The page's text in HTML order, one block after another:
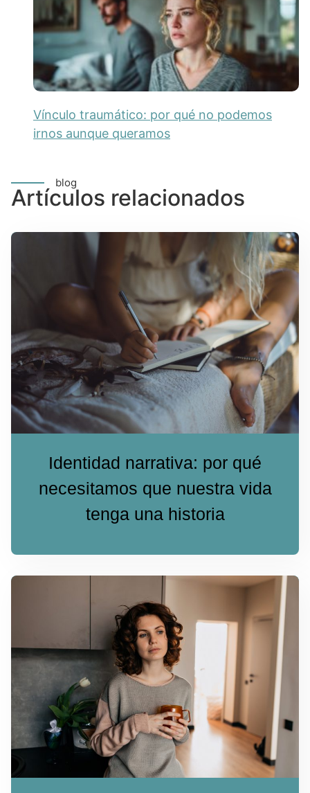
Vínculo traumático: por qué no podemos
irnos aunque queramos
blog
Artículos relacionados
Identidad narrativa: por qué
necesitamos que nuestra vida
tenga una historia